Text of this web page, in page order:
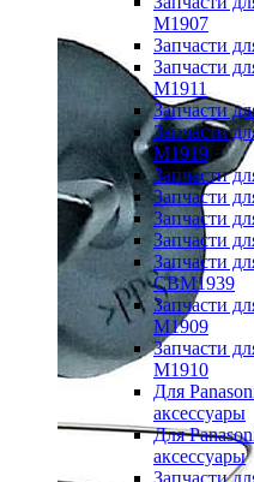
M1907
Запчасти
Запчасти
M1911
Запчасти
Запчасти
M1919
Запчасти
Запчасти
Запчасти
Запчасти
Запчасти
CBM1939
Запчасти
M1909
Запчасти
M1910
Для
аксессуары
Для
аксессуары
Запчасти